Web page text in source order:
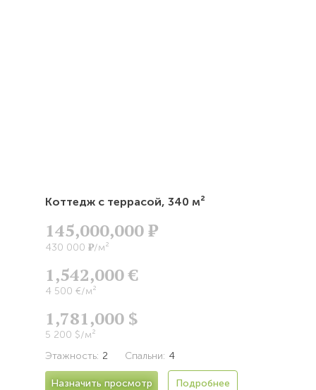
Коттедж с террасой, 340 м²
145,000,000Р
430 000 Р/м²
1,542,000 €
4 500 €/м²
1,781,000 $
5 200 $/м²
Этажность: 2 Спальни: 4
Назначить просмотр Подробнее